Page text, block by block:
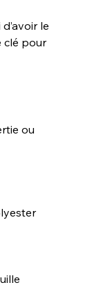
le
clé pour
ou